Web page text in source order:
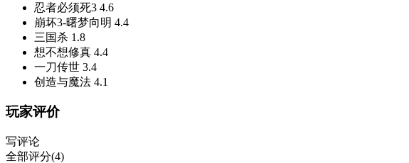
忍者必须死3 4.6
崩坏3-曙梦向明 4.4
三国杀 1.8
想不想修真 4.4
一刀传世 3.4
创造与魔法 4.1
玩家评价
写评论
全部评分(4)